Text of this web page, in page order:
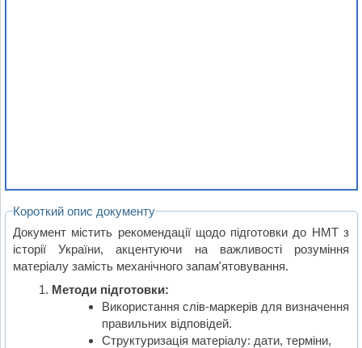
Короткий опис документу
Документ містить рекомендації щодо підготовки до НМТ з
історії України, акцентуючи на важливості розуміння
матеріалу замість механічного запам'ятовування.
Методи підготовки:
Використання слів-маркерів для визначення
правильних відповідей.
Структуризація матеріалу: дати, терміни,